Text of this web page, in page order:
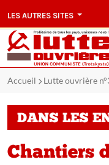
LES AUTRES SITES
Accueil Lutte ouvrière
DANS LES
Chantiers